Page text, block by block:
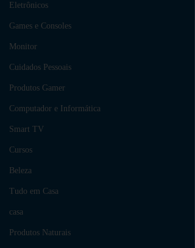
Eletrônicos
Games e Consoles
Monitor
Cuidados Pessoais
Produtos Gamer
Computador e Informática
Smart TV
Cursos
Beleza
Tudo em Casa
casa
Produtos Naturais